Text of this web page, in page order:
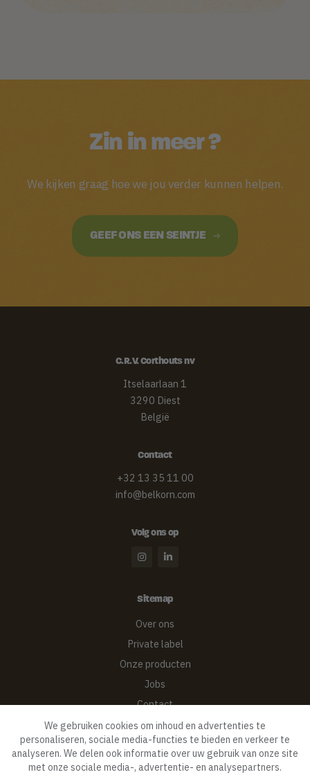
Zin in meer ?
We kijken graag hoe we jou verder kunnen helpen.
GEEF ONS EEN SEINTJE
We gebruiken cookies om inhoud en advertenties te
personaliseren, sociale media-functies te bieden en verkeer te
analyseren. We delen ook informatie over uw gebruik van onze site
met onze sociale media-, advertentie- en analysepartners.
C.R.V. Corthouts nv
Itselaarlaan 1
3290 Diest
België
Contact­
+32 13 35 11 00
info@belkorn.com
Volg ons op
Sitemap
Over ons
Private label
Onze producten
Jobs
Contact
Privacy